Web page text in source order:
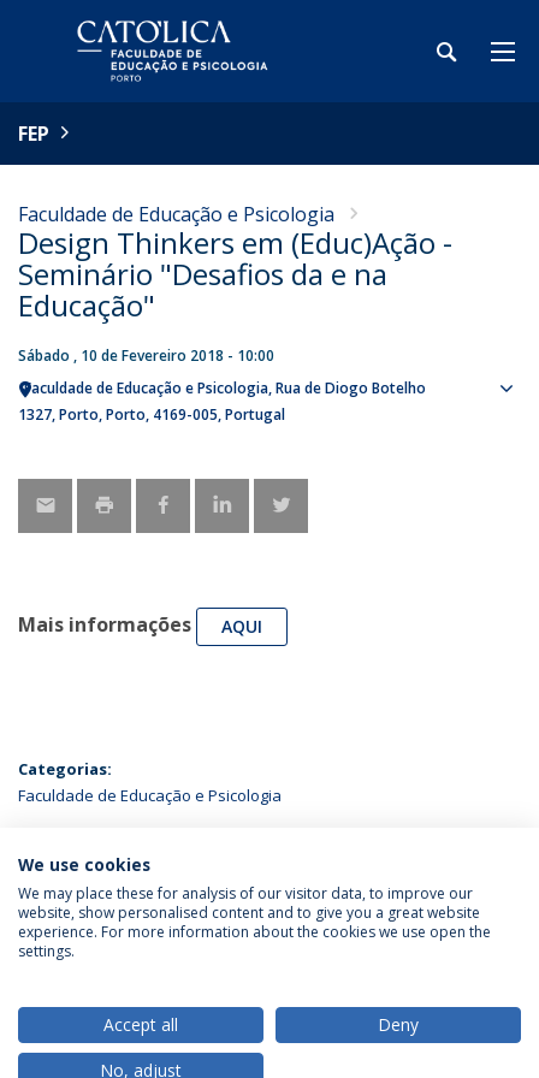
FEP
Faculdade de Educação e Psicologia
Design Thinkers em (Educ)Ação -
Seminário "Desafios da e na
Educação"
Sábado , 10 de Fevereiro 2018 - 10:00
Faculdade de Educação e Psicologia Rua de Diogo Botelho
1327 Porto Porto 4169-005 Portugal
Mais informações AQUI
Categorias:
Faculdade de Educação e Psicologia
ÚLTIMAS NOTÍCIAS
Política de Privacidade
Termos & Condições
We use cookies
We may place these for analysis of our visitor data, to improve our
website, show personalised content and to give you a great website
experience. For more information about the cookies we use open the
settings.
Accept all
Deny
No, adjust